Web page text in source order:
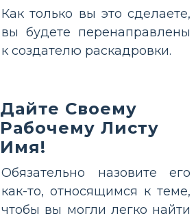
Как только вы это сделаете,
вы будете перенаправлены
к создателю раскадровки.
Дайте Своему
Рабочему Листу
Имя!
Обязательно назовите его
как-то, относящимся к теме,
чтобы вы могли легко найти